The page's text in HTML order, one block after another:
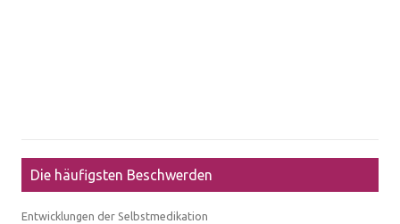
Die häufigsten Beschwerden
Entwicklungen der Selbstmedikation